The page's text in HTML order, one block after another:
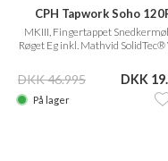
CPH Tapwork Soho
MKIII, Fingertappet
Røget Eg inkl. Mathvid SolidTec®
DKK 46.995 DKK
På lager